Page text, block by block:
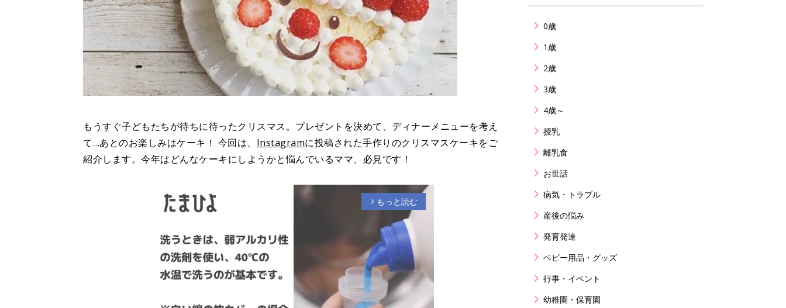
もうすぐ子どもたちが待ちに待ったクリスマス。プレゼントを決めて、ディナーメニューを考え
て…あとのお楽しみはケーキ！ 今回は、 Instagramに投稿された手作りのクリスマスケーキをご
紹介します。今年はどんなケーキにしようかと悩んでいるママ、必見です！
arrow_forward_ios もっと読む
0歳
1歳
2歳
3歳
4歳～
授乳
離乳食
お世話
病気・トラブル
産後の悩み
発育発達
ベビー用品・グッズ
行事・イベント
幼稚園・保育園